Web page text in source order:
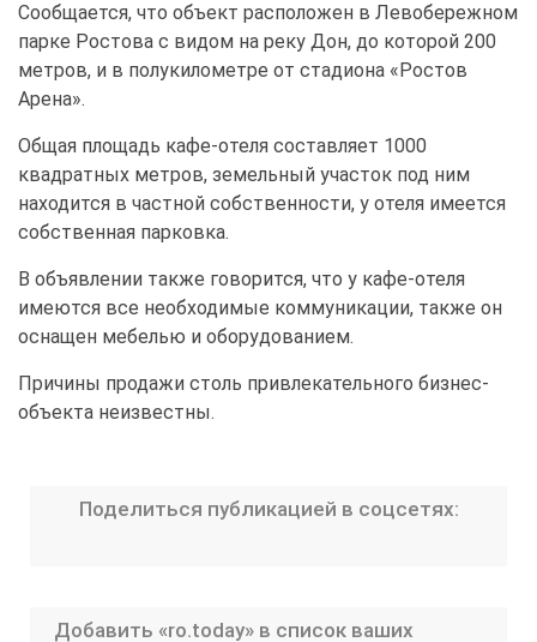
Сообщается, что объект расположен в Левобережном
парке Ростова с видом на реку Дон, до которой 200
метров, и в полукилометре от стадиона «Ростов
Арена».
Общая площадь кафе-отеля составляет 1000
квадратных метров, земельный участок под ним
находится в частной собственности, у отеля имеется
собственная парковка.
В объявлении также говорится, что у кафе-отеля
имеются все необходимые коммуникации, также он
оснащен мебелью и оборудованием.
Причины продажи столь привлекательного бизнес-
объекта неизвестны.
Поделиться публикацией в соцсетях:
Добавить «ro.today» в список ваших